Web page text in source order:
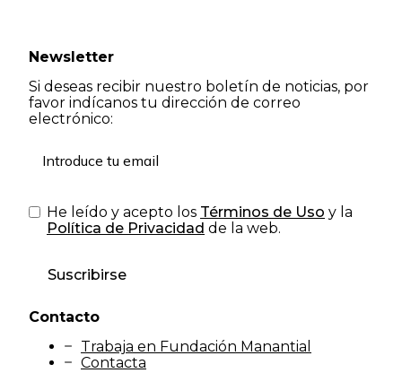
Newsletter
Si deseas recibir nuestro boletín de noticias, por
favor indícanos tu dirección de correo
electrónico:
He leído y acepto los Términos de Uso y la
Política de Privacidad de la web.
Suscribirse
Contacto
Trabaja en Fundación Manantial
Contacta